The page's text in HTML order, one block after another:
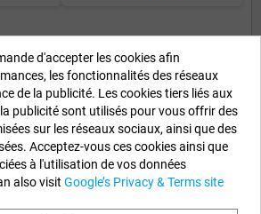
boutique
(FR04851917500)
(FR) : 0187 654 060
d'accepter les cookies afin
les fonctionnalités des réseaux
de la publicité. Les cookies tiers liés aux
publicité sont utilisés pour vous offrir des
sur les réseaux sociaux, ainsi que des
Acceptez-vous ces cookies ainsi que
à l'utilisation de vos données
also visit Google’s Privacy & Terms site